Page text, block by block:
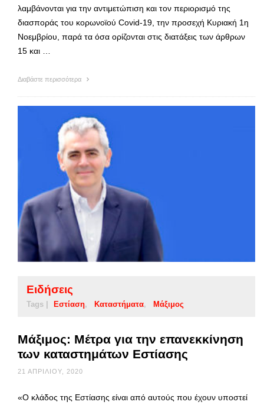
λαμβάνονται για την αντιμετώπιση και τον περιορισμό της
διασποράς του κορωνοϊού Covid-19, την προσεχή Κυριακή 1η
Νοεμβρίου, παρά τα όσα ορίζονται στις διατάξεις των άρθρων
15 και …
Διαβάστε περισσότερα
Ειδήσεις
Tags | Εστίαση Καταστήματα Μάξιμος
Μάξιμος: Μέτρα για την επανεκκίνηση
των καταστημάτων Εστίασης
21 ΑΠΡΙΛΊΟΥ, 2020
«Ο κλάδος της Εστίασης είναι από αυτούς που έχουν υποστεί